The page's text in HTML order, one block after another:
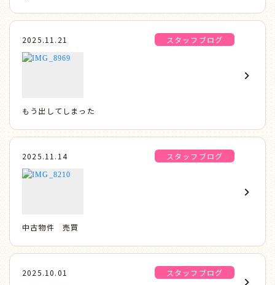
2025.11.21 スタッフブログ
もう出してしまった
2025.11.14 スタッフブログ
中古物件 売買
2025.10.01
スタッフブログ